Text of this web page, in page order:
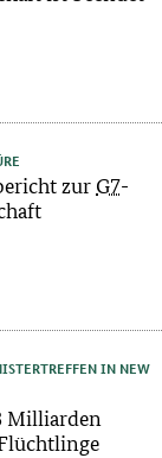
zur G7-
IN NEW
Milliarden